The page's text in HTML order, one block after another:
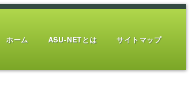
ホーム ASU-NETとは サイトマップ